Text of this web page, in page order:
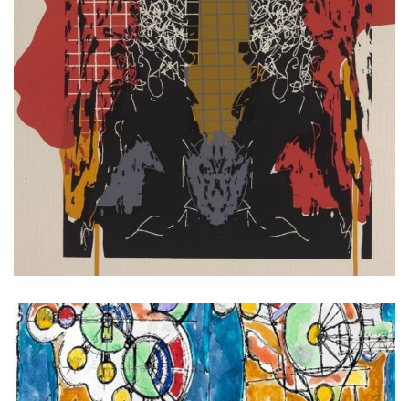
ספטמבר 4, 2025
תמונות קצרות, והערה על
טסטוסטרון גם
קרא עוד ←